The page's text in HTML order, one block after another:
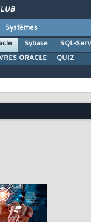
Systèmes
Sybase SQL-
ORACLE QUIZ